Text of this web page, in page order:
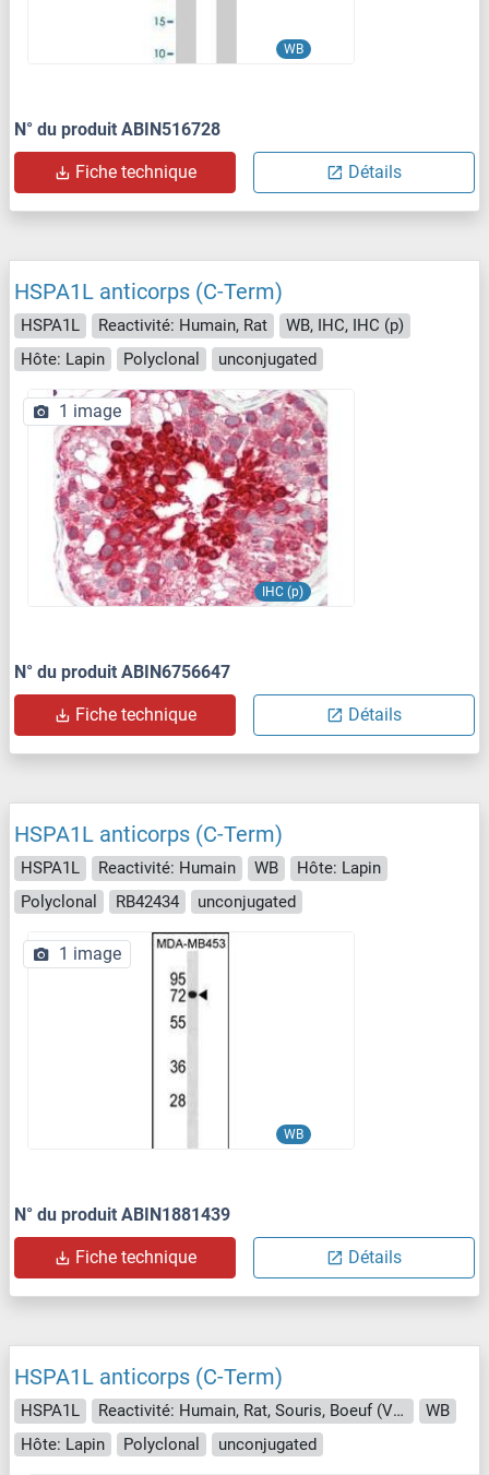
WB
N° du produit ABIN516728
Fiche technique Détails
HSPA1L anticorps (C-Term)
HSPA1L Reactivité: Humain, Rat
WB, IHC, IHC (p)
Hôte: Lapin
Polyclonal unconjugated
IHC (p)
1 image
N° du produit ABIN6756647
Fiche technique Détails
HSPA1L anticorps (C-Term)
HSPA1L Reactivité: Humain WB
Hôte: Lapin
Polyclonal
RB42434 unconjugated
WB
1 image
N° du produit ABIN1881439
Fiche technique Détails
HSPA1L anticorps (C-Term)
HSPA1L Reactivité: Humain, Rat, Souris, Boeuf (Vache), Chien, Porc, Chévre, Cheval
WB
Hôte: Lapin
Polyclonal unconjugated